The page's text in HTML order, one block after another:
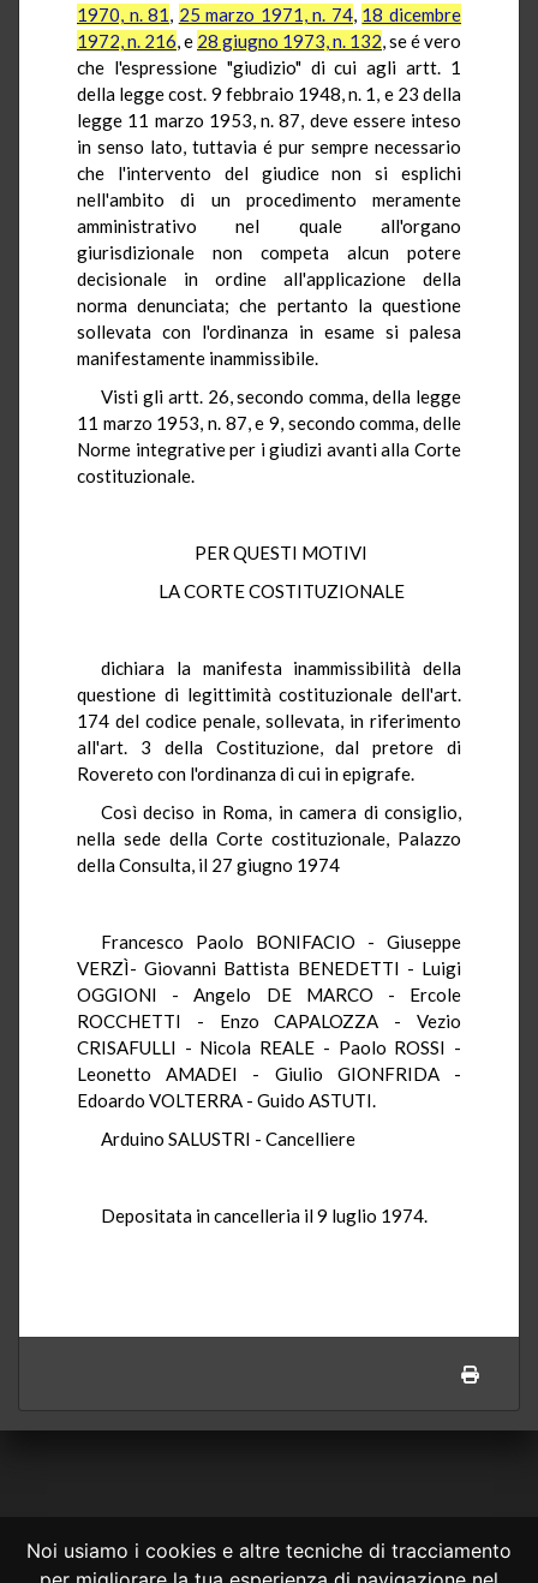
Noi usiamo i cookies e altre tecniche di tracciamento
1970, n. 81, 25 marzo 1971, n. 74, 18 dicembre
1972, n. 216, e 28 giugno 1973, n. 132, se é vero
che l'espressione "giudizio" di cui agli artt. 1
della legge cost. 9 febbraio 1948, n. 1, e 23 della
legge 11 marzo 1953, n. 87, deve essere inteso
in senso lato, tuttavia é pur sempre necessario
che l'intervento del giudice non si esplichi
nell'ambito di un procedimento meramente
amministrativo nel quale all'organo
giurisdizionale non competa alcun potere
decisionale in ordine all'applicazione della
norma denunciata; che pertanto la questione
sollevata con l'ordinanza in esame si palesa
manifestamente inammissibile.
Visti gli artt. 26, secondo comma, della legge
11 marzo 1953, n. 87, e 9, secondo comma, delle
Norme integrative per i giudizi avanti alla Corte
costituzionale.
PER QUESTI MOTIVI
LA CORTE COSTITUZIONALE
dichiara la manifesta inammissibilità della
questione di legittimità costituzionale dell'art.
174 del codice penale, sollevata, in riferimento
all'art. 3 della Costituzione, dal pretore di
Rovereto con l'ordinanza di cui in epigrafe.
Così deciso in Roma, in camera di consiglio,
nella sede della Corte costituzionale, Palazzo
della Consulta, il 27 giugno 1974
Francesco Paolo BONIFACIO - Giuseppe
VERZÌ- Giovanni Battista BENEDETTI - Luigi
OGGIONI - Angelo DE MARCO - Ercole
ROCCHETTI - Enzo CAPALOZZA - Vezio
CRISAFULLI - Nicola REALE - Paolo ROSSI -
Leonetto AMADEI - Giulio GIONFRIDA -
Edoardo VOLTERRA - Guido ASTUTI.
Arduino SALUSTRI - Cancelliere
Depositata in cancelleria il 9 luglio 1974.